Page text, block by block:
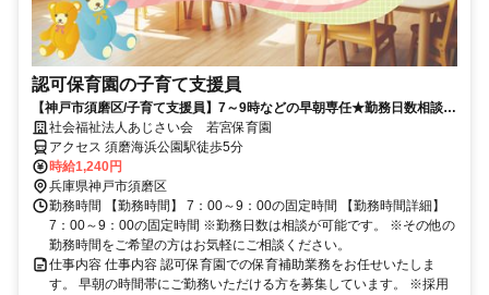
認可保育園の子育て支援員
【神戸市須磨区/子育て支援員】7～9時などの早朝専任★勤務日数相談
OK★60代活躍中★定員50名の認可保育園！
社会福祉法人あじさい会 若宮保育園
アクセス 須磨海浜公園駅徒歩5分
時給1,240円
兵庫県神戸市須磨区
勤務時間 【勤務時間】 7：00～9：00の固定時間 【勤務時間詳細】
7：00～9：00の固定時間 ※勤務日数は相談が可能です。 ※その他の
勤務時間をご希望の方はお気軽にご相談ください。
仕事内容 仕事内容 認可保育園での保育補助業務をお任せいたしま
す。 早朝の時間帯にご勤務いただける方を募集しています。 ※採用